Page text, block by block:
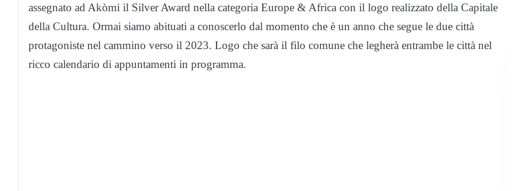
assegnato ad Akòmi il Silver Award nella categoria Europe & Africa con il logo realizzato della Capitale
della Cultura. Ormai siamo abituati a conoscerlo dal momento che è un anno che segue le due città
protagoniste nel cammino verso il 2023. Logo che sarà il filo comune che legherà entrambe le città nel
ricco calendario di appuntamenti in programma.